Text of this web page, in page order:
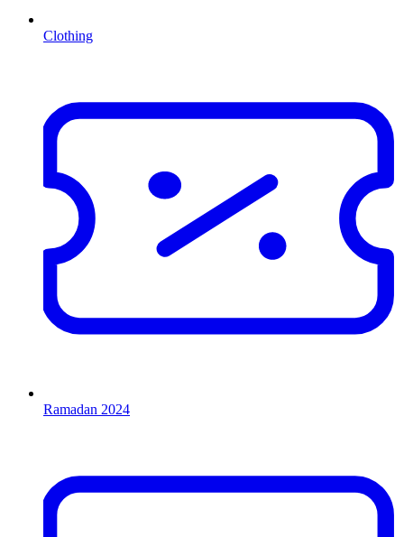
Clothing
Ramadan 2024